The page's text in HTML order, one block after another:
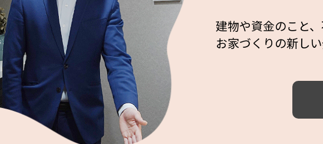
建物や資金のこと
お家づくりの新し